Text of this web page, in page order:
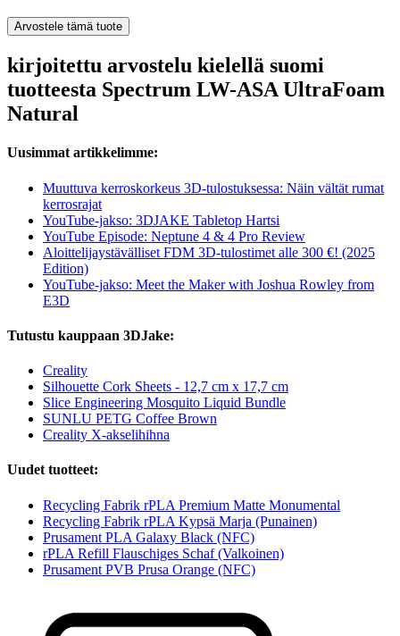
Arvostele tämä tuote
kirjoitettu arvostelu kielellä suomi
tuotteesta Spectrum LW-ASA UltraFoam
Natural
Uusimmat artikkelimme:
Muuttuva kerroskorkeus 3D-tulostuksessa: Näin vältät rumat
kerrosrajat
YouTube-jakso: 3DJAKE Tabletop Hartsi
YouTube Episode: Neptune 4 & 4 Pro Review
Aloittelijaystävälliset FDM 3D-tulostimet alle 300 €! (2025
Edition)
YouTube-jakso: Meet the Maker with Joshua Rowley from
E3D
Tutustu kauppaan 3DJake:
Creality
Silhouette Cork Sheets - 12,7 cm x 17,7 cm
Slice Engineering Mosquito Liquid Bundle
SUNLU PETG Coffee Brown
Creality X-akselihihna
Uudet tuotteet:
Recycling Fabrik rPLA Premium Matte Monumental
Recycling Fabrik rPLA Kypsä Marja (Punainen)
Prusament PLA Galaxy Black (NFC)
rPLA Refill Flauschiges Schaf (Valkoinen)
Prusament PVB Prusa Orange (NFC)